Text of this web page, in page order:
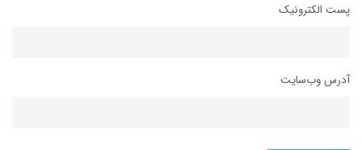
پست الکترونیک
آدرس وب‌سایت